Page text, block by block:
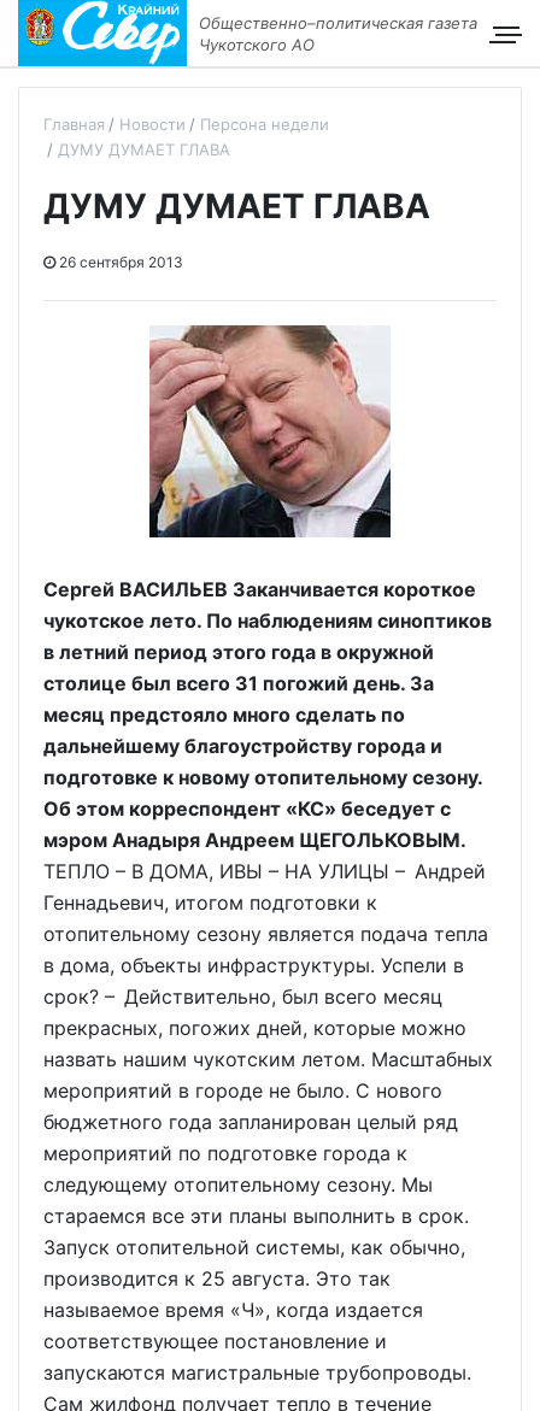
Общественно–политическая газета
Чукотского АО
Главная Новости
Персона недели
ДУМУ ДУМАЕТ ГЛАВА
ДУМУ ДУМАЕТ ГЛАВА
26 сентября 2013
Сергей ВАСИЛЬЕВ Заканчивается короткое
чукотское лето. По наблюдениям синоптиков
в летний период этого года в окружной
столице был всего 31 погожий день. За
месяц предстояло много сделать по
дальнейшему благоустройству города и
подготовке к новому отопительному сезону.
Об этом корреспондент «КС» беседует с
мэром Анадыря Андреем ЩЕГОЛЬКОВЫМ.
ТЕПЛО – В ДОМА, ИВЫ – НА УЛИЦЫ – Андрей
Геннадьевич, итогом подготовки к
отопительному сезону является подача тепла
в дома, объекты инфраструктуры. Успели в
срок? – Действительно, был всего месяц
прекрасных, погожих дней, которые можно
назвать нашим чукотским летом. Масштабных
мероприятий в городе не было. С нового
бюджетного года запланирован целый ряд
мероприятий по подготовке города к
следующему отопительному сезону. Мы
стараемся все эти планы выполнить в срок.
Запуск отопительной системы, как обычно,
производится к 25 августа. Это так
называемое время «Ч», когда издается
соответствующее постановление и
запускаются магистральные трубопроводы.
Сам жилфонд получает тепло в течение